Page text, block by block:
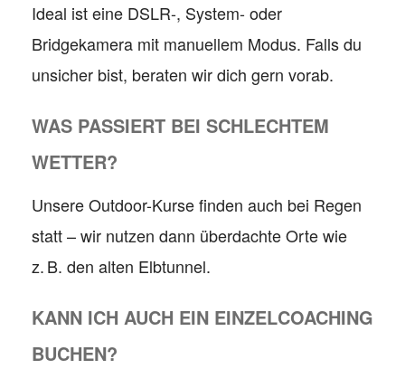
Ideal ist eine DSLR-, System- oder
Bridgekamera mit manuellem Modus. Falls du
unsicher bist, beraten wir dich gern vorab.
WAS PASSIERT BEI SCHLECHTEM
WETTER?
Unsere Outdoor-Kurse finden auch bei Regen
statt – wir nutzen dann überdachte Orte wie
z. B. den alten Elbtunnel.
KANN ICH AUCH EIN EINZELCOACHING
BUCHEN?